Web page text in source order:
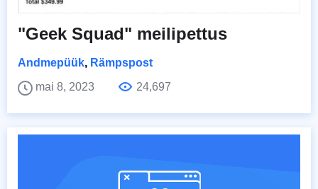
"Geek Squad" meilipettus
Andmepüük, Rämpspost
mai 8, 2023
24,697